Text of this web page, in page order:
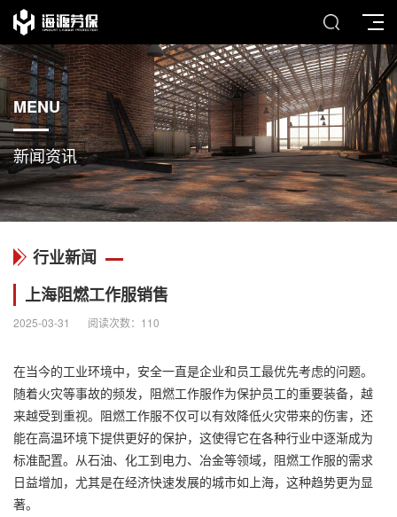
MENU
新闻资讯
行业新闻
上海阻燃工作服销售
2025-03-31 阅读次数： 110
在当今的工业环境中，安全一直是企业和员工最优先考虑的问题。
随着火灾等事故的频发， 阻燃工作服作为保护员工的重要装备，越
来越受到重视。阻燃工作服不仅可以有效降低火灾带来的伤害，还
能在高温环境下提供更好的保护，这使得它在各种行业中逐渐成为
标准配置。从石油、化工到电力、冶金等领域，阻燃工作服的需求
日益增加，尤其是在经济快速发展的城市如上海，这种趋势更为显
著。